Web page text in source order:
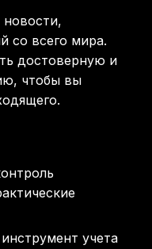
со всего мира.
достоверную и
чтобы вы
учета